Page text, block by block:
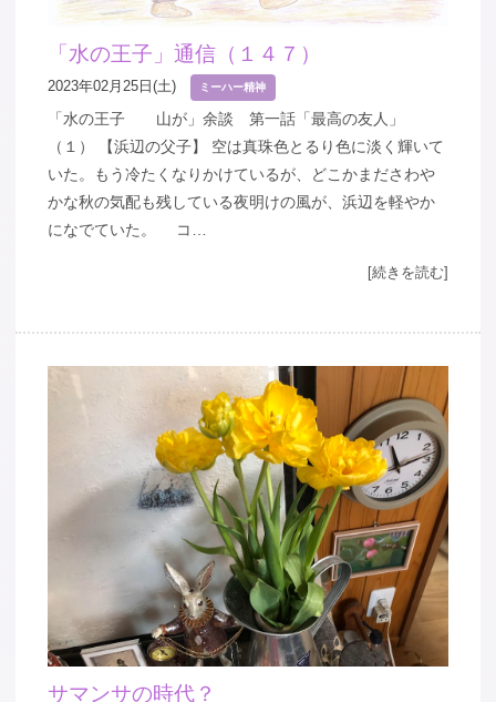
「水の王子」通信（１４７）
2023年02月25日(土) ミーハー精神
「水の王子 山が」余談 第一話「最高の友人」
（１） 【浜辺の父子】 空は真珠色とるり色に淡く輝いて
いた。もう冷たくなりかけているが、どこかまださわや
かな秋の気配も残している夜明けの風が、浜辺を軽やか
になでていた。 コ…
[続きを読む]
サマンサの時代？